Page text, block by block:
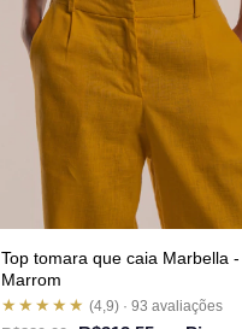
Top tomara que caia Marbella -
Marrom
★★★★★ (4,9) · 93 avaliações